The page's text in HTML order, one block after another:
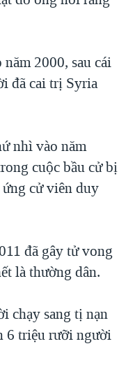
2000, sau cái
đã cai trị Syria
nhì vào năm
cuộc bầu cử bị
cử viên duy
đã gây tử vong
là thường dân.
chạy sang tị nạn
6 triệu rưỡi người